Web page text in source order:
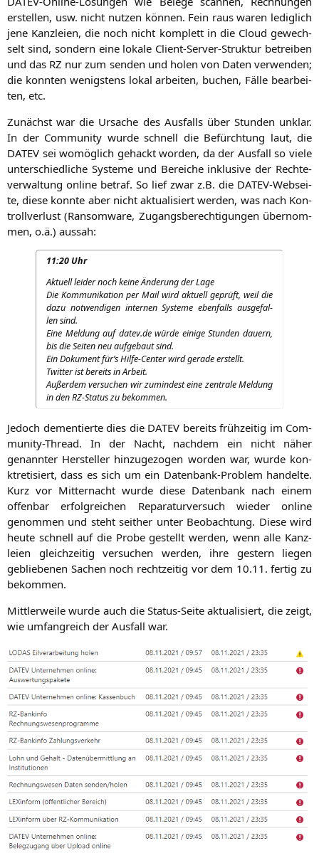
erstel­len, usw. nicht nut­zen kön­nen. Fein raus waren ledig­lich
jene Kanz­lei­en, die noch nicht kom­plett in die Cloud gewech­
selt sind, son­dern eine loka­le Cli­ent-Ser­ver-Struk­tur betrei­ben
und das RZ nur zum sen­den und holen von Daten ver­wen­den;
die konn­ten wenigs­tens lokal arbei­ten, buchen, Fäl­le bear­bei­
ten, etc.
Zunächst war die Ursa­che des Aus­falls über Stun­den unklar.
In der Com­mu­ni­ty wur­de schnell die Befürch­tung laut, die
DATEV sei womög­lich gehackt wor­den, da der Aus­fall so vie­le
unter­schied­li­che Sys­te­me und Berei­che inklu­si­ve der Rech­te­
ver­wal­tung online betraf. So lief zwar z.B. die DATEV-Web­sei­
te, die­se konn­te aber nicht aktua­li­siert wer­den, was nach Kon­
troll­ver­lust (Ran­som­wa­re, Zugangs­be­rech­ti­gun­gen über­nom­
men, o.ä.) aussah:
11:20 Uhr
Aktu­ell lei­der noch kei­ne Ände­rung der Lage
Die Kom­mu­ni­ka­ti­on per Mail wird aktu­ell geprüft, weil die
dazu not­wen­di­gen inter­nen Sys­te­me eben­falls aus­ge­fal­
len sind.
Eine Mel­dung auf datev.de wür­de eini­ge Stun­den dau­ern,
bis die Sei­ten neu auf­ge­baut sind.
Ein Doku­ment für’s Hil­fe-Cen­ter wird gera­de erstellt.
Twit­ter ist bereits in Arbeit.
Außer­dem ver­su­chen wir zumin­dest eine zen­tra­le Mel­dung
in den RZ-Sta­tus zu bekommen.
Jedoch demen­tier­te dies die DATEV bereits früh­zei­tig im Com­
mu­ni­ty-Thread. In der Nacht, nach­dem ein nicht näher
genann­ter Her­stel­ler hin­zu­ge­zo­gen wor­den war, wur­de kon­
ktre­ti­siert, dass es sich um ein Daten­bank-Pro­blem han­del­te.
Kurz vor Mit­ter­nacht wur­de die­se Daten­bank nach einem
offen­bar erfolg­rei­chen Repa­ra­tur­ver­such wie­der online
genom­men und steht seit­her unter Beob­ach­tung. Die­se wird
heu­te schnell auf die Pro­be gestellt wer­den, wenn alle Kanz­
lei­en gleich­zei­tig ver­su­chen wer­den, ihre gestern lie­gen
geblie­be­nen Sachen noch recht­zei­tig vor dem 10.11. fer­tig zu
bekommen.
Mitt­ler­wei­le wur­de auch die Sta­tus-Sei­te aktua­li­siert, die zeigt,
wie umfang­reich der Aus­fall war.